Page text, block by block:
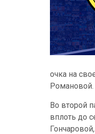
очка на
Романовой.
Во второй
вплоть до